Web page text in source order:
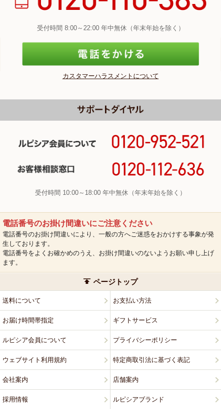
受付時間 8:00～22:00 年中無休（年末年始を除く）
カスタマーハラスメントについて
受付時間 10:00～18:00 年中無休（年末年始を除く）
電話番号のお掛け間違いにご注意ください
電話番号のお掛け間違いにより、一般の方へご迷惑をおかけする事象が発
生しております。
電話番号をよくお確かめのうえ、お掛け間違いのないようお願い申し上げ
ます。
ページトップ
送料について お支払い方法
お届け時間帯指定 ギフトサービス
ルピシア会員について プライバシーポリシー
ウェブサイト利用規約 特定商取引法に基づく表記
会社案内 店舗案内
採用情報 ルピシアブランド